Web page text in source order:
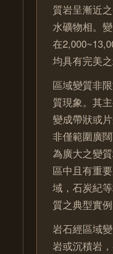
質岩呈漸近
水礦物相。
在
均具有完美之
區域變質非
質現象。其
變成帶狀或
非僅範圍廣
為廣大之變
區中且有重
域，石炭紀
質之典型實例
岩石經區域
岩或沉積岩